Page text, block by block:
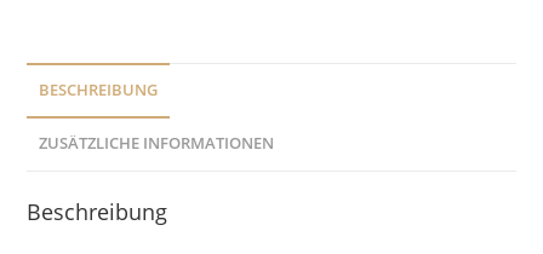
BESCHREIBUNG
ZUSÄTZLICHE INFORMATIONEN
Beschreibung